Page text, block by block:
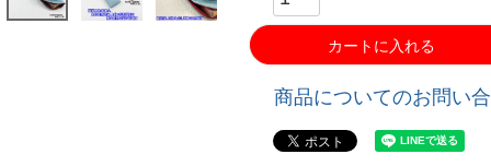
カートに入れる
商品についてのお問い